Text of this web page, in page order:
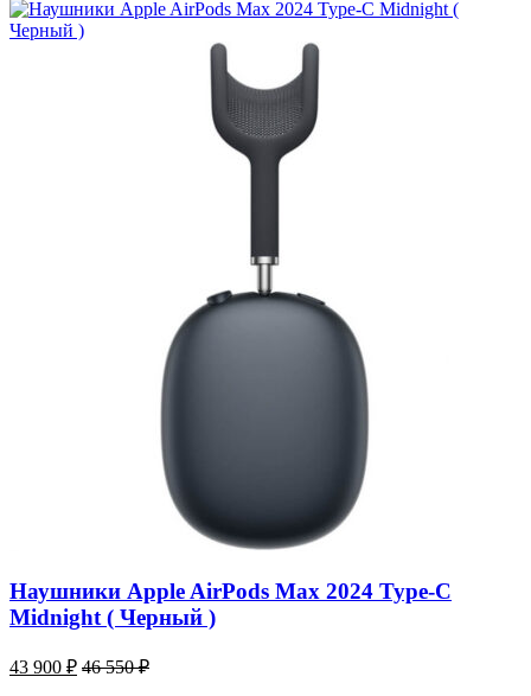
Наушники Apple AirPods Max 2024 Type-C
Midnight ( Черный )
43 900 ₽ 46 550₽